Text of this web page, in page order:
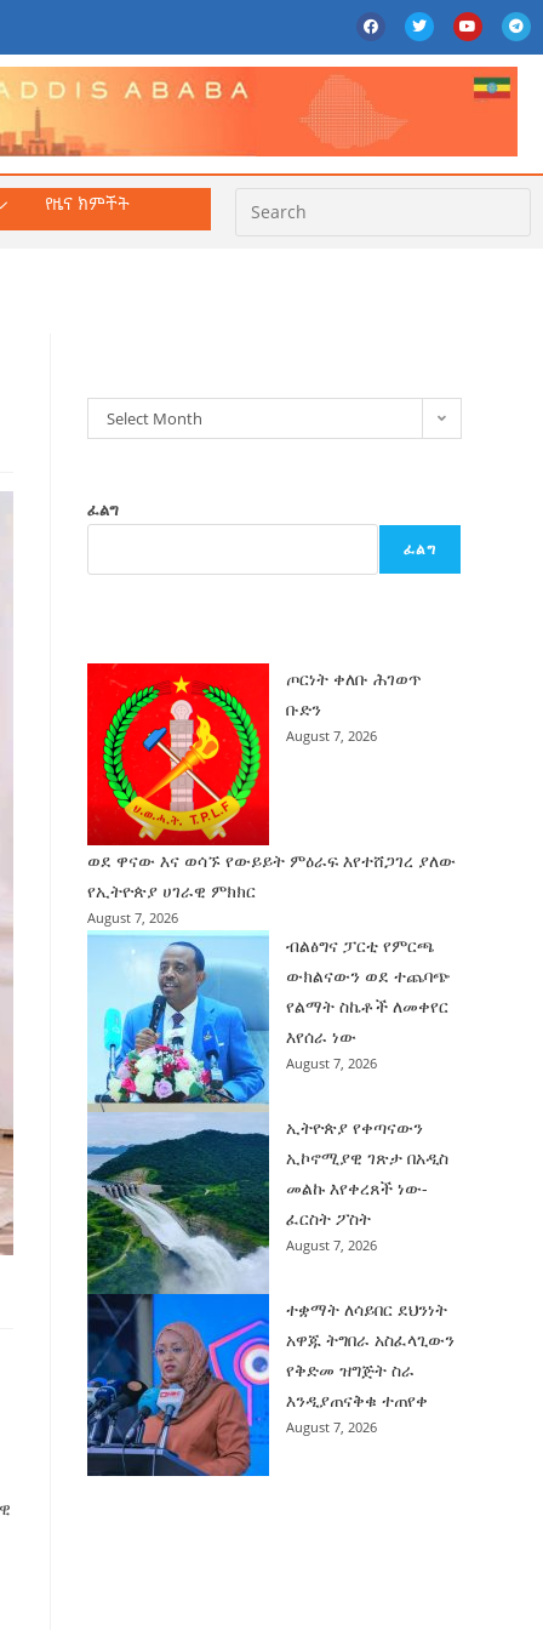
የዜና ክምችት
Select Month
ፈልግ
ፈልግ
ጦርነት ቀለቡ ሕገወጥ
ቡድን
August 7, 2026
ወደ ዋናው እና ወሳኙ የውይይት ምዕራፍ እየተሸጋገረ ያለው
የኢትዮጵያ ሀገራዊ ምክክር
August 7, 2026
ብልፅግና ፓርቲ የምርጫ
ውክልናውን ወደ ተጨባጭ
የልማት ስኬቶች ለመቀየር
እየሰራ ነው
August 7, 2026
ኢትዮጵያ የቀጣናውን
ኢኮኖሚያዊ ገጽታ በአዲስ
መልኩ እየቀረጸች ነው-
ፈርስት ፖስት
August 7, 2026
ተቋማት ለሳይበር ደህንነት
አዋጁ ትግበራ አስፈላጊውን
የቅድመ ዝግጅት ስራ
እንዲያጠናቅቁ ተጠየቀ
August 7, 2026